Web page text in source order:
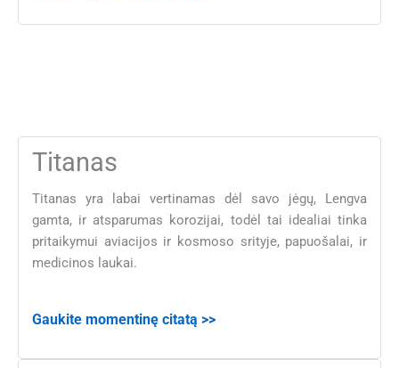
Titanas
Titanas yra labai vertinamas dėl savo jėgų, Lengva
gamta, ir atsparumas korozijai, todėl tai idealiai tinka
pritaikymui aviacijos ir kosmoso srityje, papuošalai, ir
medicinos laukai.
Gaukite momentinę citatą >>